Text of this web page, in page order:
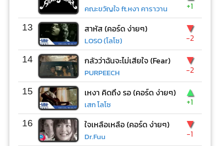
คณะขวัญใจ ft.หงา คาราวาน +1
13 สาหัส (คอร์ด ง่ายๆ)
LOSO (โลโซ)
▼
-2
14 กลัวว่าฉันจะไม่เสียใจ (Fear)
PURPEECH
▼
-2
15 เหงา คิดถึง รอ (คอร์ด ง่ายๆ)
เสก โลโซ
▲
+1
16 ใจเหลือเหลือ (คอร์ด ง่ายๆ)
Dr.Fuu
▼
-1